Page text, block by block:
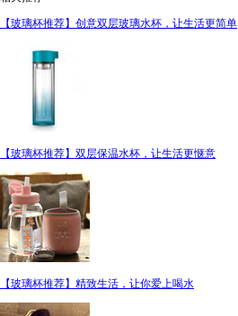
【玻璃杯推荐】创意双层玻璃水杯，让生活更简单
【玻璃杯推荐】双层保温水杯，让生活更惬意
【玻璃杯推荐】精致生活，让你爱上喝水